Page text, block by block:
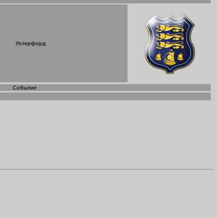
Уотерфорд
Событие